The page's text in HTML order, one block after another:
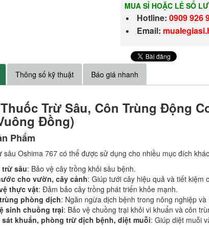
MUA SỈ HOẶC LẺ SỐ
Hotline: 0909 926
Email: m
Thông số kỹ thuật Báo giá nhanh
Trừ Sâu, Côn Trùng Động
Đồng)
Phẩm
sâu Oshima 767 có thể được sử dụng cho nhiều mục đích
trừ sâu: Bảo vệ cây trồng khỏi sâu bệnh.
cho vườn, cây cảnh: Giúp tưới cây hiệu quả và tiết kiệm
thực vật: Đảm bảo cây trồng phát triển khỏe mạnh.
phòng dịch: Ngăn ngừa dịch bệnh trong nông nghiệp
sinh chuồng trại: Bảo vệ chuồng trại khỏi vi khuẩn và côn
khuẩn, phòng trừ dịch bệnh, diệt muỗi: Giúp diệt muỗi